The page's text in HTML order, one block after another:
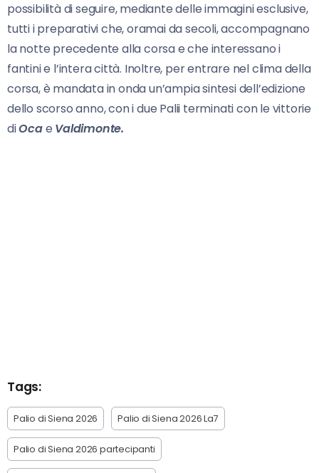
possibilità di seguire, mediante delle immagini esclusive,
tutti i preparativi che, oramai da secoli, accompagnano
la notte precedente alla corsa e che interessano i
fantini e l’intera città. Inoltre, per entrare nel clima della
corsa, è mandata in onda un’ampia sintesi dell’edizione
dello scorso anno, con i due Palii terminati con le vittorie
diOcae Valdimonte.
Tags:
Palio di Siena 2026 Palio di Siena 2026 La7
Palio di Siena 2026 partecipanti